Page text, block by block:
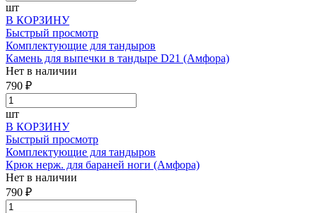
шт
В КОРЗИНУ
Быстрый просмотр
Комплектующие для тандыров
Камень для выпечки в тандыре D21 (Амфора)
Нет в наличии
790 ₽
шт
В КОРЗИНУ
Быстрый просмотр
Комплектующие для тандыров
Крюк нерж. для бараней ноги (Амфора)
Нет в наличии
790 ₽